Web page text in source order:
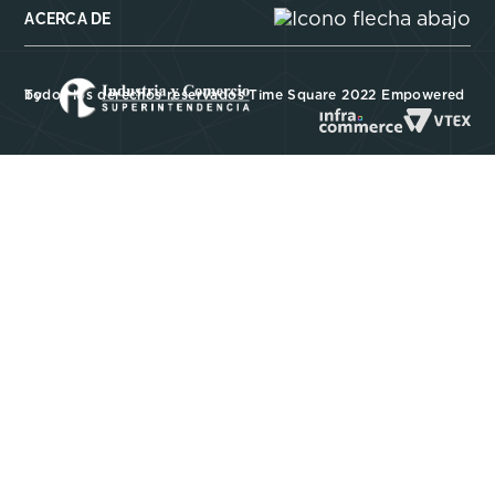
ACERCA DE
Todos los derechos reservados Time Square 2022 Empowered by